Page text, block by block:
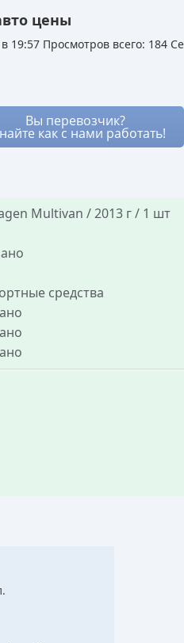
все варианты и
устраивая
минимален, так
заранее.
снизить для вас
уже частично
полный рейс.
цены
19:57 Просмотров всего: 184
Вы перевозчик?
как с нами работать!
Multivan / 2013 г / 1 шт
средства